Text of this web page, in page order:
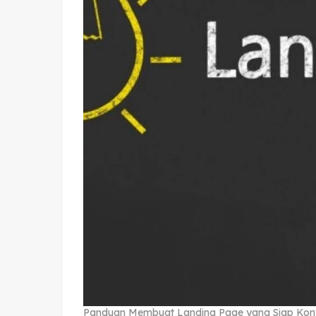
Panduan Membuat Landing Page yang Siap